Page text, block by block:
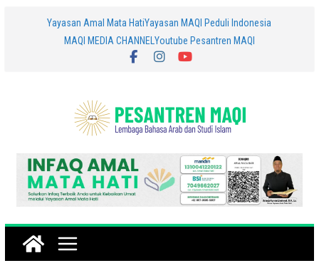
Yayasan Amal Mata HatiYayasan MAQI Peduli Indonesia
MAQI MEDIA CHANNEL Youtube Pesantren MAQI